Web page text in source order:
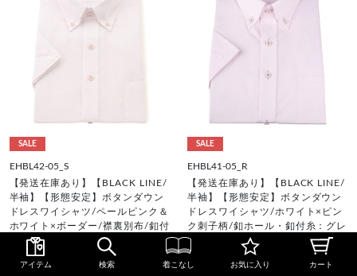
SALE
EHBL42-05_S
【発送在庫あり】【BLACK LINE/
半袖】【形態安定】ボタンダウン
ドレスワイシャツ/ペールピンク＆
ホワイト×ボーダー/襟裏別布/釦付
糸：ピンク
¥4,290
SALE
EHBL41-05_R
【発送在庫あり】【BLACK LINE/
半袖】【形態安定】ボタンダウン
ドレスワイシャツ/ホワイト×ピン
ク刺子柄/釦ホール・釦付糸：グレ
ー
¥4,290
アイテム 検索 着こなし お気に入り カート